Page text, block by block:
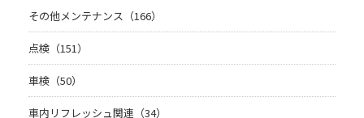
その他メンテナンス（166）
点検（151）
車検（50）
車内リフレッシュ関連（34）